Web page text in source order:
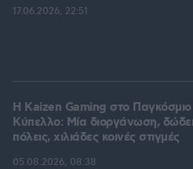
17.06.2026, 22:51
H Kaizen Gaming στο Παγκόσμιο
Kύπελλο: Μία διοργάνωση,
πόλεις, χιλιάδες κοινές στιγμές
05.08.2026, 08:38